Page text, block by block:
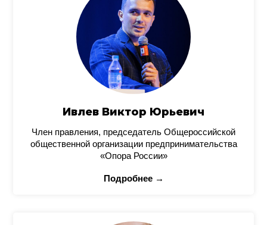
Ивлев Виктор Юрьевич
Член правления, председатель Общероссийской
общественной организации предпринимательства
«Опора России»
Подробнее →